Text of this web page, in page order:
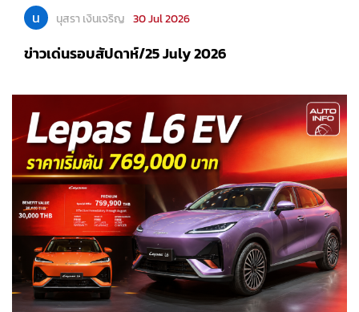
น นุสรา เงินเจริญ 30 Jul 2026
ข่าวเด่นรอบสัปดาห์/25 July 2026